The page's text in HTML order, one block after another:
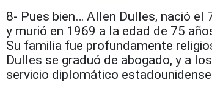
8- Pues bien… Allen Dulles, nació el
y murió en 1969 a la edad de 75
Su familia fue profundamente
Dulles se graduó de abogado, y a
servicio diplomático